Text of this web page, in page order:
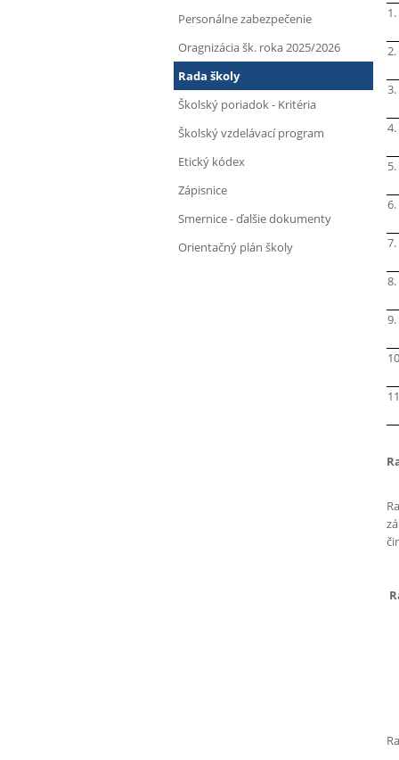
Personálne zabezpečenie
Oragnizácia šk. roka 2025/2026
Rada školy
Školský poriadok - Kritéria
Školský vzdelávací program
Etický kódex
Zápisnice
Smernice - ďalšie dokumenty
Orientačný plán školy
1.
2.
3.
4.
5.
6.
7.
8.
9.